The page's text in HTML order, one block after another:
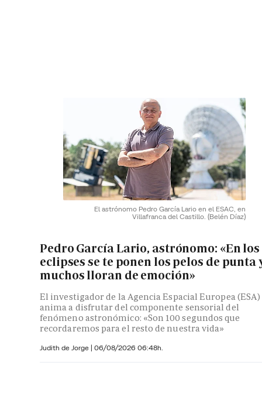
El astrónomo Pedro García Lario en el ESAC, en
Villafranca del Castillo. (Belén Díaz)
Pedro García Lario, astrónomo: «En los
eclipses se te ponen los pelos de punta
muchos lloran de emoción»
El investigador de la Agencia Espacial Europea (ESA)
anima a disfrutar del componente sensorial del
fenómeno astronómico: «Son 100 segundos que
recordaremos para el resto de nuestra vida»
Judith de Jorge | 06/08/2026 06:48h.